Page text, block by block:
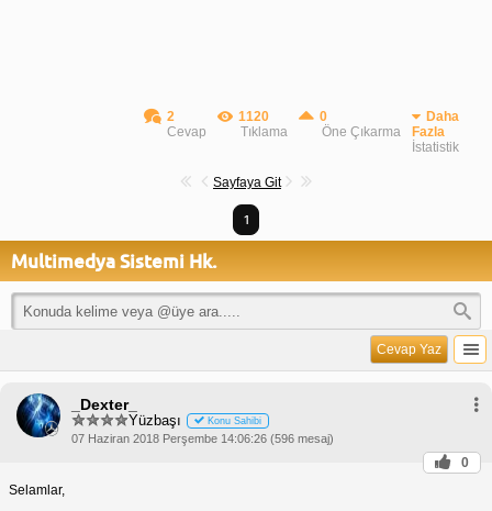
2
Cevap
1120
Tıklama
0
Öne Çıkarma
Daha
Fazla
İstatistik
Sayfaya Git
1
Multimedya Sistemi Hk.
Cevap Yaz
_Dexter_
Yüzbaşı Konu Sahibi
07 Haziran 2018 Perşembe 14:06:26 (596 mesaj)
0
Selamlar,